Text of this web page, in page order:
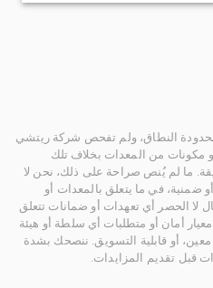
محدودة النطاق، ولم تفحص شركة ريتشي
مكونات من المعدات بخلاف تلك
ما لم يُنص صراحة على ذلك، نحن لا
ضمنية، في ما يتعلق بالمعدات أو
لا الحصر أي تعهدات أو ضمانات تتعلق
معيار أمان أو متطلبات أي سلطة أو هيئة
أو قابلية التسويق. ننصحك بشدة
قبل تقديم المزايدات.